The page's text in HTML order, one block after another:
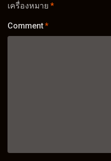
เครื่องหมาย*
Comment*